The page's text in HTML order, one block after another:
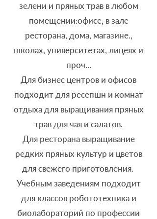
зелени и пряных трав в любом
помещении:офисе, в зале
ресторана, дома, магазине.,
школах, университетах, лицеях и
проч...
Для бизнес центров и офисов
подходит для ресепшн и комнат
отдыха для выращивания пряных
трав для чая и салатов.
Для ресторана выращивание
редких пряных культур и цветов
для свежего приготовления.
Учебным заведениям подходит
для классов робототехника и
биолабораторий по профессии